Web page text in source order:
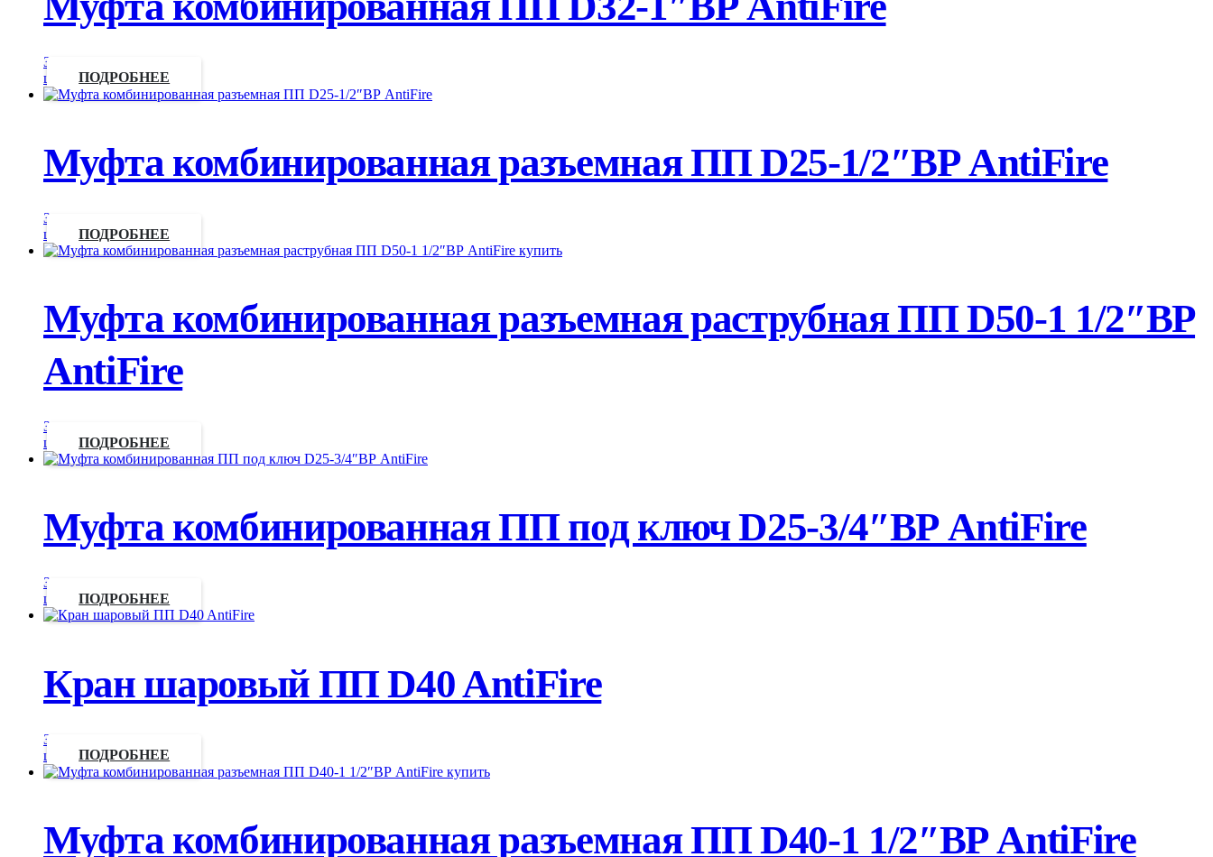
Запросить
цену
ПОДРОБНЕЕ
Муфта комбинированная разъемная ПП D25-1/2″ВР AntiFire
Запросить
цену
ПОДРОБНЕЕ
Муфта комбинированная разъемная раструбная ПП D50-1 1/2″ВР
AntiFire
Запросить
цену
ПОДРОБНЕЕ
Муфта комбинированная ПП под ключ D25-3/4″ВР AntiFire
Запросить
цену
ПОДРОБНЕЕ
Кран шаровый ПП D40 AntiFire
Запросить
цену
ПОДРОБНЕЕ
Муфта комбинированная разъемная ПП D40-1 1/2″ВР AntiFire